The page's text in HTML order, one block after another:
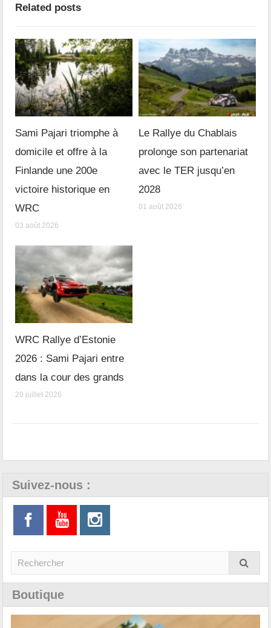
Related posts
Sami Pajari triomphe à
domicile et offre à la
Finlande une 200e
victoire historique en
WRC
03 août 2026
Le Rallye du Chablais
prolonge son partenariat
avec le TER jusqu’en
2028
01 août 2026
WRC Rallye d’Estonie
2026 : Sami Pajari entre
dans la cour des grands
20 juillet 2026
Suivez-nous :
Boutique